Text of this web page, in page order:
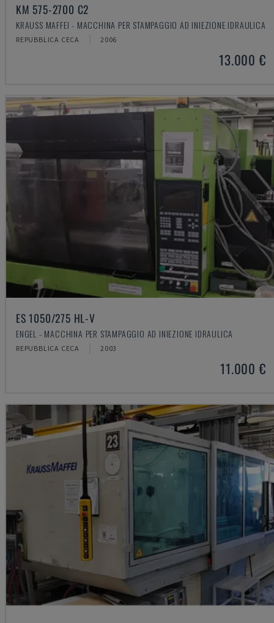
KM 575-2700 C2
KRAUSS MAFFEI - MACCHINA PER STAMPAGGIO AD INIEZIONE IDRAULICA
REPUBBLICA CECA 2006
13.000 €
ES 1050/275 HL-V
ENGEL - MACCHINA PER STAMPAGGIO AD INIEZIONE IDRAULICA
REPUBBLICA CECA 2003
11.000 €